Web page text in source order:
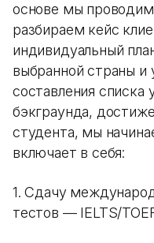
основе мы
разбираем кейс
индивидуальный
выбранной страны и
составления списка
бэкграунда,
студента, мы
включает в себя:
1. Сдачу
тестов — IELTS/